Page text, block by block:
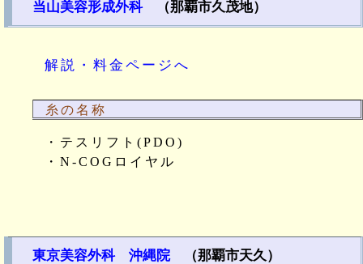
当山美容形成外科（那覇市久茂地）
解説・料金ページへ
糸の名称
・テスリフト(PDO)
・N-COGロイヤル
東京美容外科 沖縄院（那覇市天久）